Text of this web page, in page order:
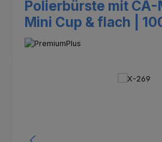
Polierbürste mit
Mini Cup & flach |